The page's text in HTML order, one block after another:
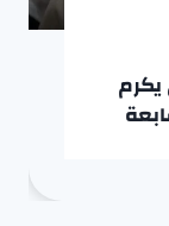
يكرم